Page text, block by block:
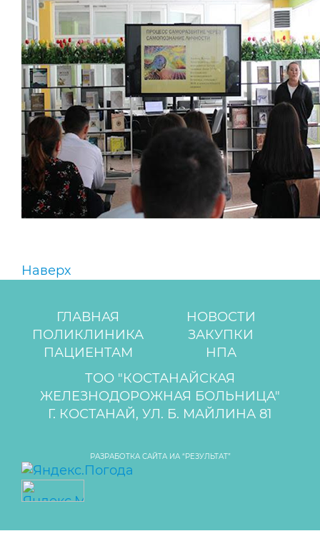
Наверх
ГЛАВНАЯ
НОВОСТИ
ПОЛИКЛИНИКА
ЗАКУПКИ
ПАЦИЕНТАМ
НПА
ТОО "КОСТАНАЙСКАЯ
ЖЕЛЕЗНОДОРОЖНАЯ БОЛЬНИЦА"
Г. КОСТАНАЙ, УЛ. Б. МАЙЛИНА 81
РАЗРАБОТКА САЙТА ИА “РЕЗУЛЬТАТ”